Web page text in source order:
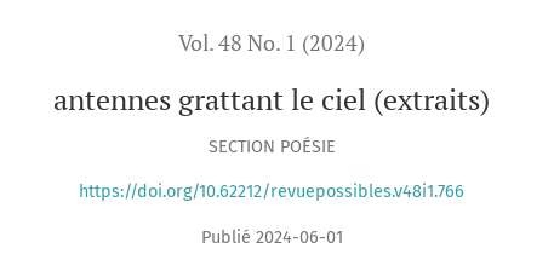
Vol. 48 No. 1 (2024)
antennes grattant le ciel (extraits)
SECTION POÉSIE
https://doi.org/10.62212/revuepossibles.v48i1.766
Publié 2024-06-01